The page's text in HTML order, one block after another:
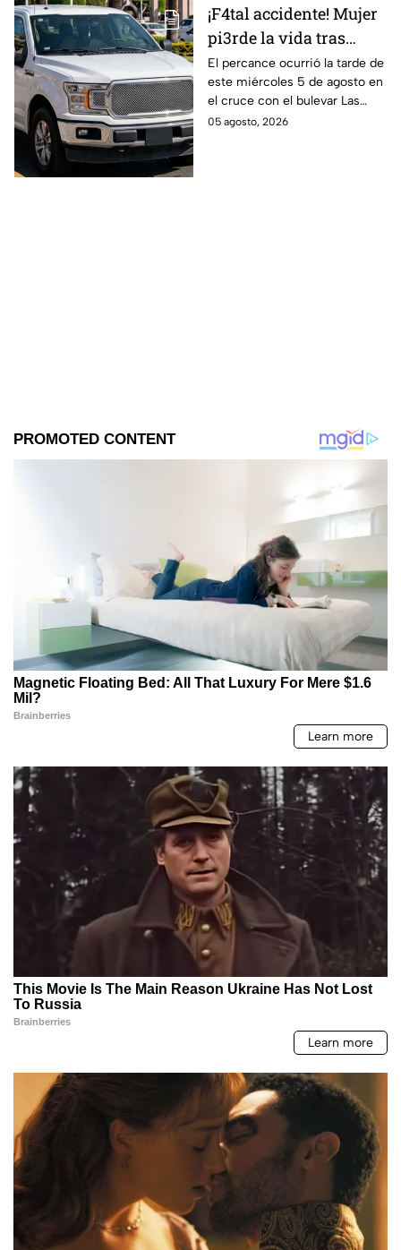
¡F4tal accidente! Mujer
pi3rde la vida tras
chocar con unidad
oficial en Guanajuato;
así sucedió
El percance ocurrió la tarde de
este miércoles 5 de agosto en
el cruce con el bulevar Las
Torres y la calle Rayón.
05 agosto, 2026